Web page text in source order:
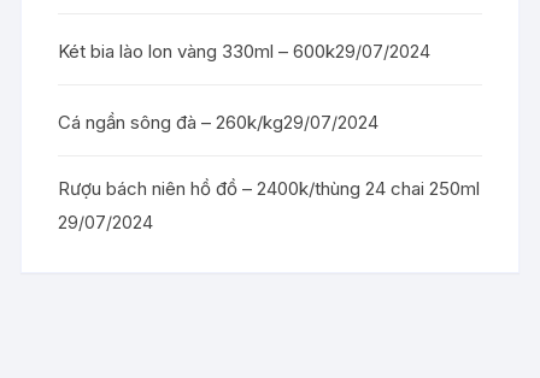
Két bia lào lon vàng 330ml – 600k29/07/2024
Cá ngần sông đà – 260k/kg29/07/2024
Rượu bách niên hồ đồ – 2400k/thùng 24 chai 250ml
29/07/2024